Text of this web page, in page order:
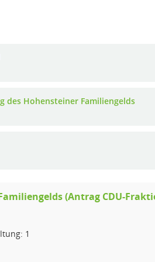
des Hohensteiner Familiengelds
(Antrag CDU-
1